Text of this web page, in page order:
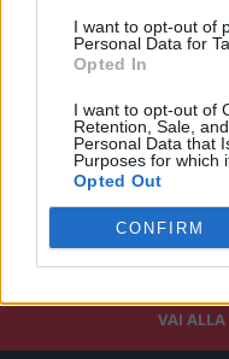
I want to opt-out of
Personal Data for
Opted In
I want to opt-out of
Retention, Sale,
Personal Data that
Purposes for which
Opted Out
CONFIRM
VAI ALLA